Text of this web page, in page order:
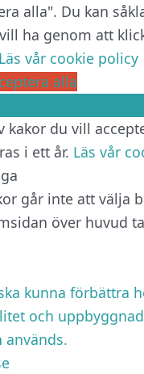
alla". Du kan
ha genom att
Läs vår cookie policy
alla
kakor du vill
i ett år. Läs vår
går inte att välja
över huvud
kunna förbättra
och
används.